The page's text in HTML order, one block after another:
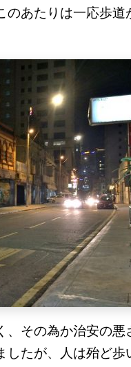
あたりは一応歩道
その為か治安の悪
したが、人は殆ど歩